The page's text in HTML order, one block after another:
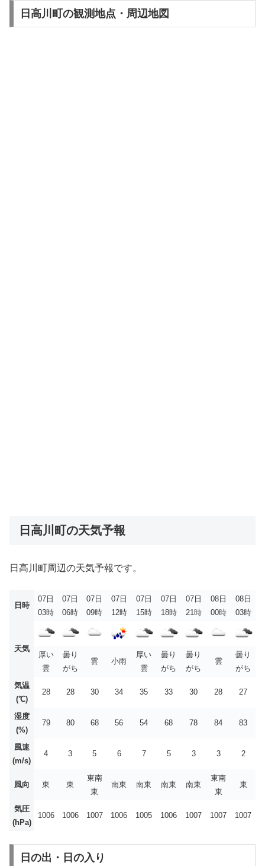
日高川町の観測地点・周辺地図
日高川町の天気予報
日高川町周辺の天気予報です。
日時
07日
03時
07日
06時
07日
09時
07日
12時
07日
15時
07日
18時
07日
21時
08日
00時
08日
03時
天気
厚い
雲
曇り
がち
雲 小雨
厚い
雲
曇り
がち
曇り
がち
雲
曇り
がち
気温
(℃)
28 28 30 34 35 33 30 28 27
湿度
(%)
79 80 68 56 54 68 78 84 83
風速
(m/s)
4 3 5 6 7 5 3 3 2
風向 東 東
東南
東
南東 南東 南東 南東
東南
東
東
気圧
(hPa)
1006 1006 1007 1006 1005 1006 1007 1007 1007
日の出・日の入り